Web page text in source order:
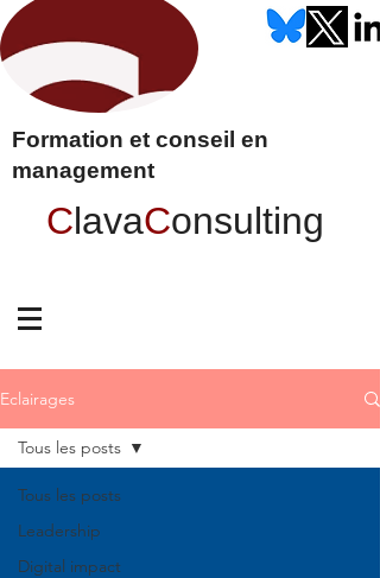
Formation et conseil en
management
ClavaConsulting
Eclairages
Tous les posts
Leadership
Digital impact
Tous les posts